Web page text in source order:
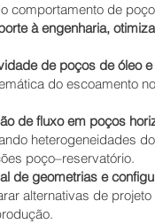
comportamento de
à engenharia,
de poços de óleo
do escoamento
de fluxo em poços
heterogeneidades
poço–reservatório.
de geometrias e
alternativas de